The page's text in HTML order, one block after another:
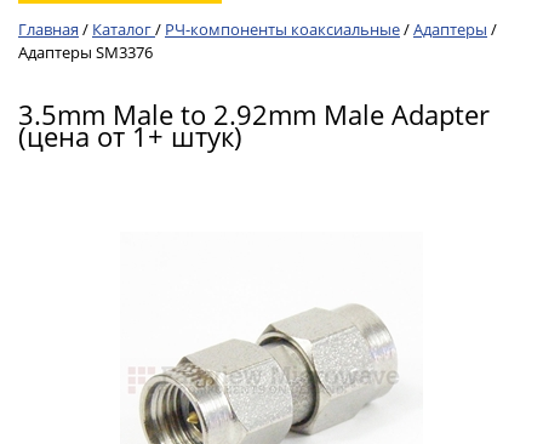
Главная / Каталог/ РЧ-компоненты коаксиальные/Адаптеры /
Адаптеры SM3376
3.5mm Male to 2.92mm Male Adapter
(цена от 1+ штук)